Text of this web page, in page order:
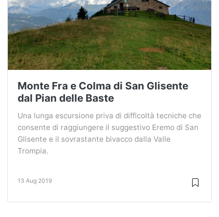
Monte Fra e Colma di San Glisente
dal Pian delle Baste
Una lunga escursione priva di difficoltà tecniche che
consente di raggiungere il suggestivo Eremo di San
Glisente e il sovrastante bivacco dalla Valle
Trompia.
13 Aug 2019